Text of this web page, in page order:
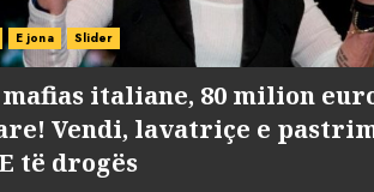
E jona Slider
mafias italiane, 80 milion
Vendi, lavatriçe e
të drogës